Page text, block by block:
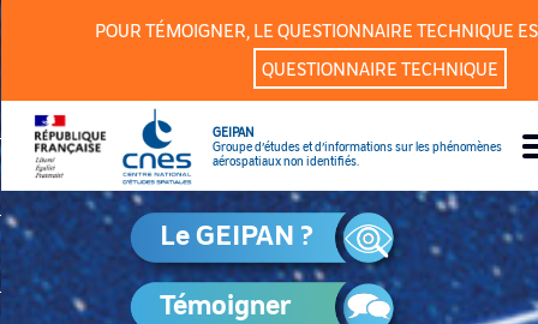
Panneau de gestion des cookies
POUR TÉMOIGNER, LE QUESTIONNAIRE TECHNIQUE
QUESTIONNAIRE TECHNIQUE
GEIPAN
Groupe d’études et d’informations sur les phénomènes
aérospatiaux non identifiés.
Le GEIPAN ?
Témoigner